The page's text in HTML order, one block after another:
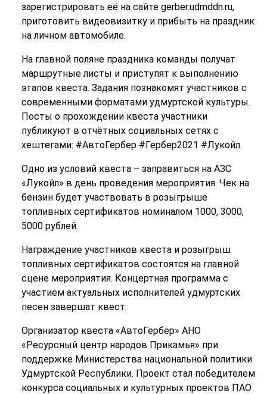
зарегистрировать её на сайте gerber.udmddn.ru,
приготовить видеовизитку и прибыть на праздник
на личном автомобиле.
На главной поляне праздника команды получат
маршрутные листы и приступят к выполнению
этапов квеста. Задания познакомят участников с
современными форматами удмуртской культуры.
Посты о прохождении квеста участники
публикуют в отчётных социальных сетях с
хештегами: #АвтоГербер #Гербер2021 #Лукойл.
Одно из условий квеста – заправиться на АЗС
«Лукойл» в день проведения мероприятия. Чек на
бензин будет участвовать в розыгрыше
топливных сертификатов номиналом 1000, 3000,
5000 рублей.
Награждение участников квеста и розыгрыш
топливных сертификатов состоятся на главной
сцене мероприятия. Концертная программа с
участием актуальных исполнителей удмуртских
песен завершат квест.
Организатор квеста «АвтоГербер» АНО
«Ресурсный центр народов Прикамья» при
поддержке Министерства национальной политики
Удмуртской Республики. Проект стал победителем
конкурса социальных и культурных проектов ПАО